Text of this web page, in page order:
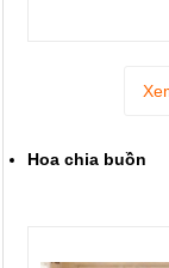
Hoa chia buồn